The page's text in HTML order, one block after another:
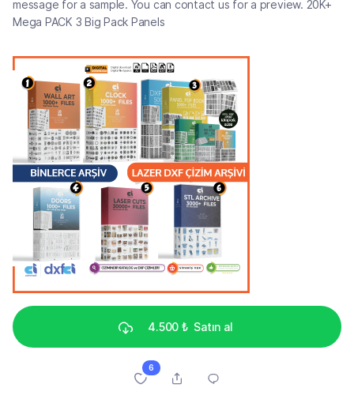
message for a sample. You can contact us for a preview. 20K+
Mega PACK 3 Big Pack Panels
4.500 ₺ Satın al
6